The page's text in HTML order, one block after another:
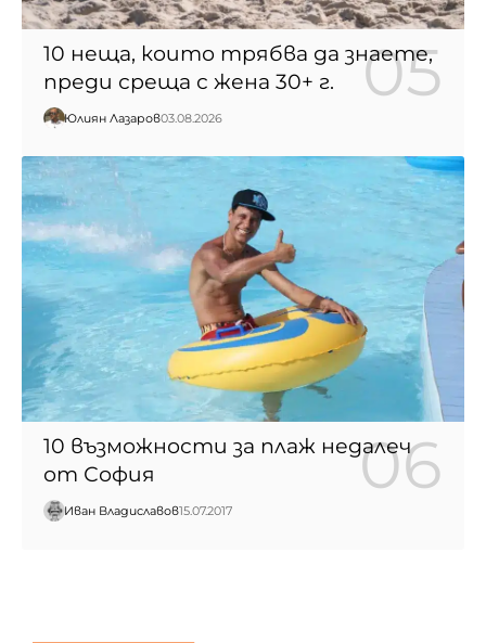
10 неща, които трябва да знаете,
преди среща с жена 30+ г.
Юлиян Лазаров03.08.2026
10 възможности за плаж недалеч
от София
Иван Владиславов15.07.2017